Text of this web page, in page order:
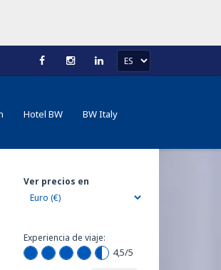
Hotel BW BW Italy
Ver precios en
Experiencia de viaje:
4,5/5